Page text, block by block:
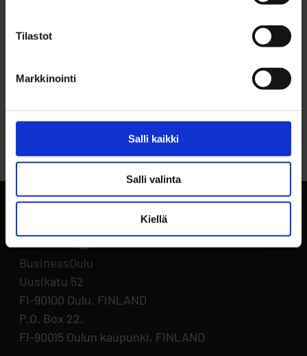
Tilastot
Markkinointi
Salli kaikki
Salli valinta
Kiellä
BusinessOulu
Uusikatu 52
FI-90100 Oulu, FINLAND
P.O. Box 22,
FI-90015 Oulun kaupunki, FINLAND